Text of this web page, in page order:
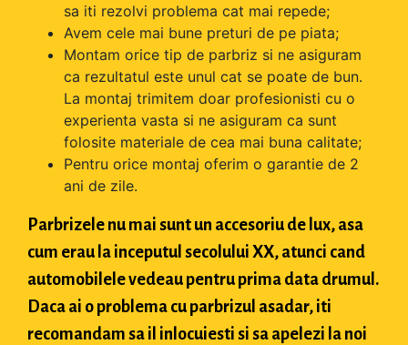
sa iti rezolvi problema cat mai repede;
Avem cele mai bune preturi de pe piata;
Montam orice tip de parbriz si ne asiguram
ca rezultatul este unul cat se poate de bun.
La montaj trimitem doar profesionisti cu o
experienta vasta si ne asiguram ca sunt
folosite materiale de cea mai buna calitate;
Pentru orice montaj oferim o garantie de 2
ani de zile.
Parbrizele nu mai sunt un accesoriu de lux, asa
cum erau la inceputul secolului XX, atunci cand
automobilele vedeau pentru prima data drumul.
Daca ai o problema cu parbrizul asadar, iti
recomandam sa il inlocuiesti si sa apelezi la noi